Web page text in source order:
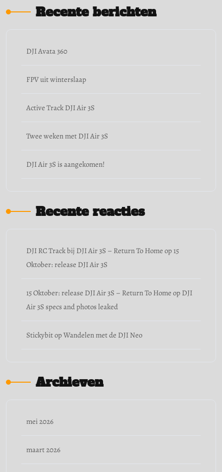
Recente berichten
DJI Avata 360
FPV uit winterslaap
Active Track DJI Air 3S
Twee weken met DJI Air 3S
DJI Air 3S is aangekomen!
Recente reacties
DJI RC Track bij DJI Air 3S – Return To Home op15
Oktober: release DJI Air 3S
15 Oktober: release DJI Air 3S – Return To Home op DJI
Air 3S specs and photos leaked
StickybitopWandelen met de DJI Neo
Archieven
mei 2026
maart 2026